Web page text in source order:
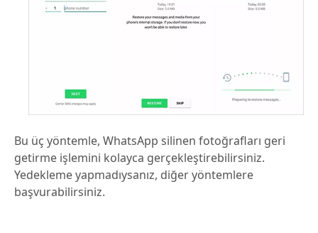
Bu üç yöntemle, WhatsApp silinen fotoğrafları geri
getirme işlemini kolayca gerçekleştirebilirsiniz.
Yedekleme yapmadıysanız, diğer yöntemlere
başvurabilirsiniz.